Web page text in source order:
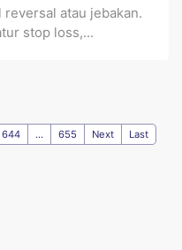
atau jebakan.
stop loss,...
644 ... 655 Next Last